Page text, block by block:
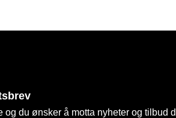
og du ønsker å motta nyheter og tilbud